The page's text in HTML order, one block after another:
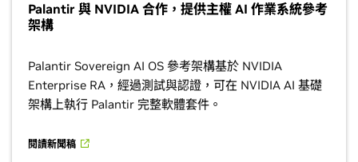
Palantir 與 NVIDIA 合作，提供主權 AI 作業系統參考
架構
Palantir Sovereign AI OS 參考架構基於 NVIDIA
Enterprise RA，經過測試與認證，可在 NVIDIA AI 基礎
架構上執行 Palantir 完整軟體套件。
閱讀新聞稿